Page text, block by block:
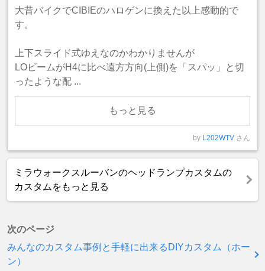
大昔バイクでCIBIEのハロゲンに換えた以上感動的で
す。
上下スライド式ゆえなのかわかりませんが
LOビームがH4に比べ遠方方向(上側)を「スパッ」と切
ったような配 ...
もっと見る
by L202WTV さん
ミラウォークスルーバンのヘッドランプカスタムの
カスタムをもっと見る
次のページ
みんなのカスタム事例と手軽に出来るDIYカスタム（ホー
ン）